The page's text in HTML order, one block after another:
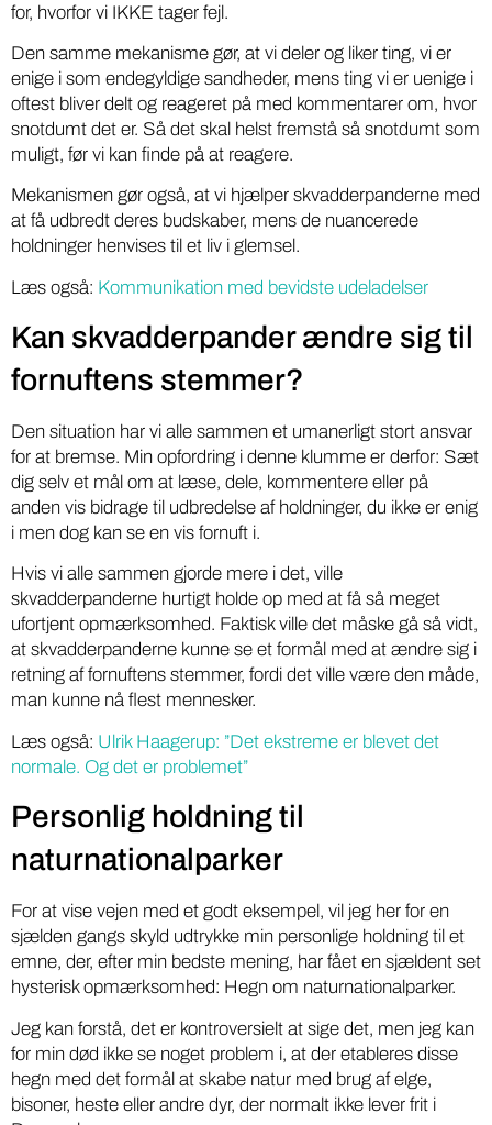
for, hvorfor vi IKKE tager fejl.
Den samme mekanisme gør, at vi deler og liker ting, vi er
enige i som endegyldige sandheder, mens ting vi er uenige i
oftest bliver delt og reageret på med kommentarer om, hvor
snotdumt det er. Så det skal helst fremstå så snotdumt som
muligt, før vi kan finde på at reagere.
Mekanismen gør også, at vi hjælper skvadderpanderne med
at få udbredt deres budskaber, mens de nuancerede
holdninger henvises til et liv i glemsel.
Læs også: Kommunikation med bevidste udeladelser
Kan skvadderpander ændre sig til
fornuftens stemmer?
Den situation har vi alle sammen et umanerligt stort ansvar
for at bremse. Min opfordring i denne klumme er derfor: Sæt
dig selv et mål om at læse, dele, kommentere eller på
anden vis bidrage til udbredelse af holdninger, du ikke er enig
i men dog kan se en vis fornuft i.
Hvis vi alle sammen gjorde mere i det, ville
skvadderpanderne hurtigt holde op med at få så meget
ufortjent opmærksomhed. Faktisk ville det måske gå så vidt,
at skvadderpanderne kunne se et formål med at ændre sig i
retning af fornuftens stemmer, fordi det ville være den måde,
man kunne nå flest mennesker.
Læs også: Ulrik Haagerup: ”Det ekstreme er blevet det
normale. Og det er problemet”
Personlig holdning til
naturnationalparker
For at vise vejen med et godt eksempel, vil jeg her for en
sjælden gangs skyld udtrykke min personlige holdning til et
emne, der, efter min bedste mening, har fået en sjældent set
hysterisk opmærksomhed: Hegn om naturnationalparker.
Jeg kan forstå, det er kontroversielt at sige det, men jeg kan
for min død ikke se noget problem i, at der etableres disse
hegn med det formål at skabe natur med brug af elge,
bisoner, heste eller andre dyr, der normalt ikke lever frit i